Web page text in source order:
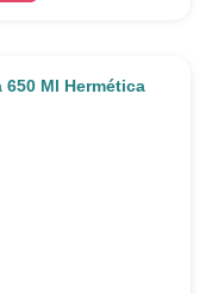
Ml Hermética